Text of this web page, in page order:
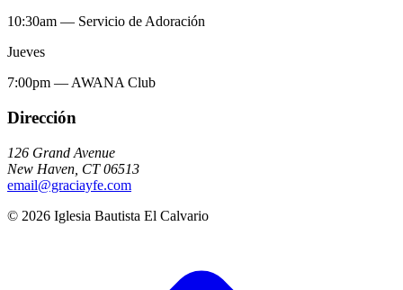
10:30am — Servicio de Adoración
Jueves
7:00pm — AWANA Club
Dirección
126 Grand Avenue
New Haven CT 06513
email@graciayfe.com
© 2026 Iglesia Bautista El Calvario